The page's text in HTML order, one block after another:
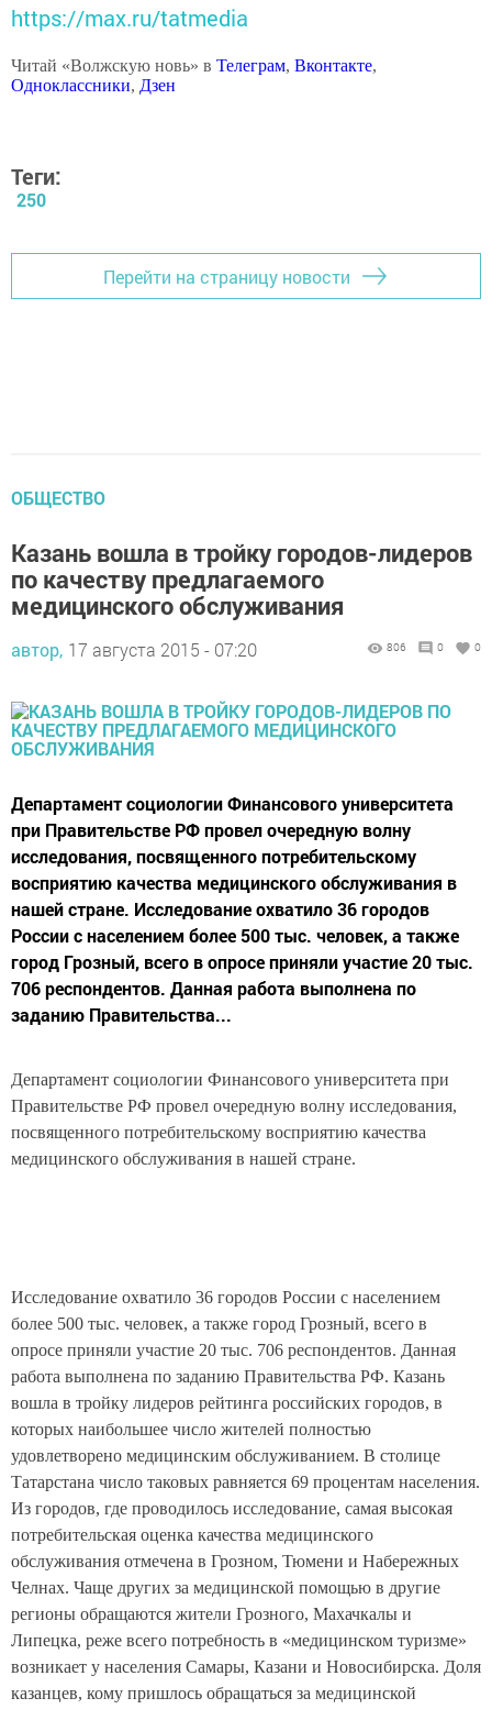
https://max.ru/tatmedia
Читай «Волжскую новь» в Телеграм, Вконтакте,
Одноклассники, Дзен
Теги:
250
Перейти на страницу новости
ОБЩЕСТВО
Казань вошла в тройку городов-лидеров
по качеству предлагаемого
медицинского обслуживания
автор, 17 августа 2015 - 07:20 806 0 0
Департамент социологии Финансового университета
при Правительстве РФ провел очередную волну
исследования, посвященного потребительскому
восприятию качества медицинского обслуживания в
нашей стране. Исследование охватило 36 городов
России с населением более 500 тыс. человек, а также
город Грозный, всего в опросе приняли участие 20 тыс.
706 респондентов. Данная работа выполнена по
заданию Правительства...
Департамент социологии Финансового университета при
Правительстве РФ провел очередную волну исследования,
посвященного потребительскому восприятию качества
медицинского обслуживания в нашей стране.
Исследование охватило 36 городов России с населением
более 500 тыс. человек, а также город Грозный, всего в
опросе приняли участие 20 тыс. 706 респондентов. Данная
работа выполнена по заданию Правительства РФ. Казань
вошла в тройку лидеров рейтинга российских городов, в
которых наибольшее число жителей полностью
удовлетворено медицинским обслуживанием. В столице
Татарстана число таковых равняется 69 процентам населения.
Из городов, где проводилось исследование, самая высокая
потребительская оценка качества медицинского
обслуживания отмечена в Грозном, Тюмени и Набережных
Челнах. Чаще других за медицинской помощью в другие
регионы обращаются жители Грозного, Махачкалы и
Липецка, реже всего потребность в «медицинском туризме»
возникает у населения Самары, Казани и Новосибирска. Доля
казанцев, кому пришлось обращаться за медицинской